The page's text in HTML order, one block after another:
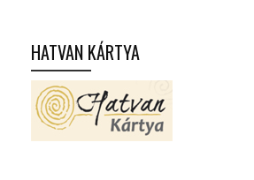
HATVAN KÁRTYA